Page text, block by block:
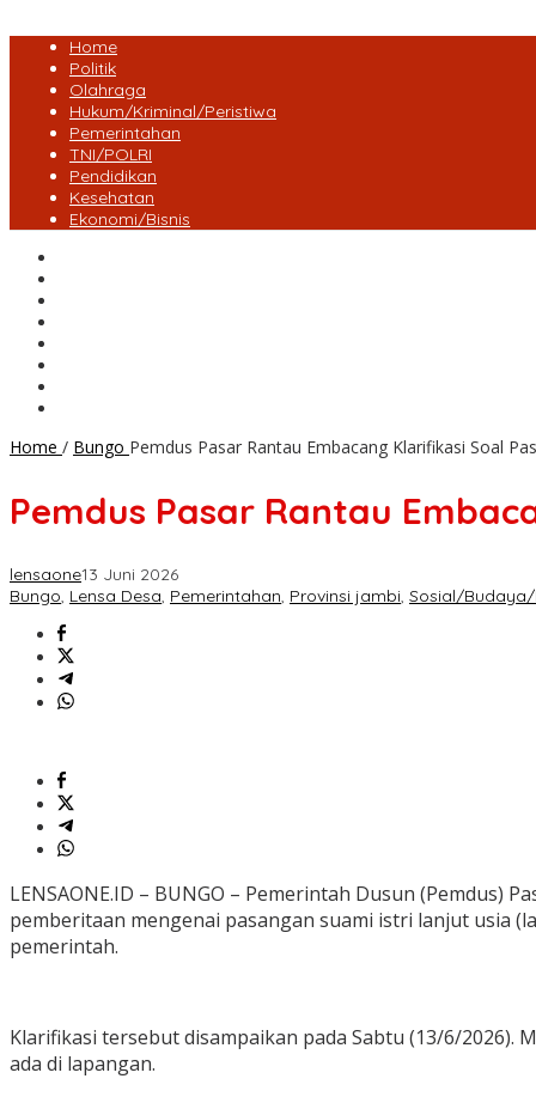
Home
Politik
Olahraga
Hukum/Kriminal/Peristiwa
Pemerintahan
TNI/POLRI
Pendidikan
Kesehatan
Ekonomi/Bisnis
Home / Bungo Pemdus Pasar Rantau Embacang Klarifikasi Soal
Pemdus Pasar Rantau
lensaone13 Juni 2026
Bungo, Lensa Desa, Pemerintahan, Provinsi jambi, Sosial/Budaya/
LENSAONE.ID – BUNGO – Pemerintah Dusun (Pemdus)
pemberitaan mengenai pasangan suami istri lanjut usia
pemerintah.
Klarifikasi tersebut disampaikan pada Sabtu (13/6/
ada di lapangan.